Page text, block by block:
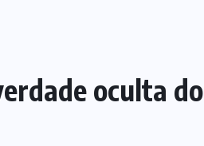
oculta do